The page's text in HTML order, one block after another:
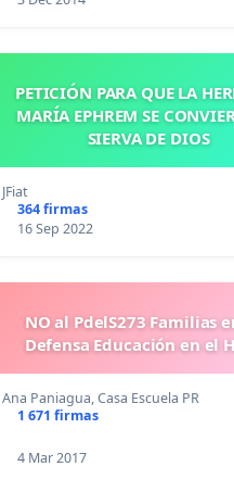
PETICIÓN PARA QUE LA
MARÍA EPHREM SE
SIERVA DE DIOS
JFiat
364 firmas
16 Sep 2022
NO al PdelS273 Familias
Defensa Educación en el
Ana Paniagua, Casa Escuela PR
1 671 firmas
4 Mar 2017